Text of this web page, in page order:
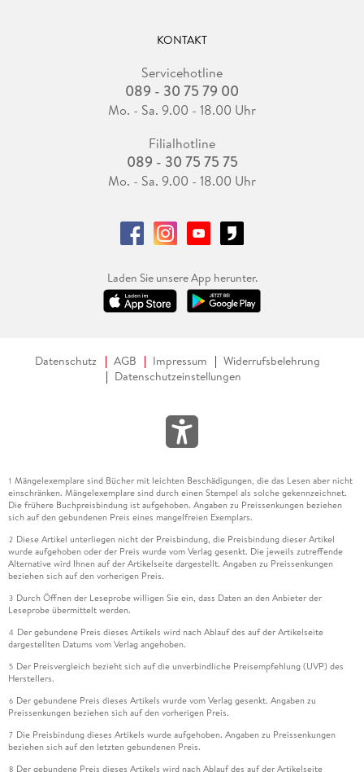
KONTAKT
Servicehotline
089 - 30 75 79 00
Mo. - Sa. 9.00 - 18.00 Uhr
Filialhotline
089 - 30 75 75 75
Mo. - Sa. 9.00 - 18.00 Uhr
Laden Sie unsere App herunter.
Datenschutz AGB Impressum
Widerrufsbelehrung
Datenschutzeinstellungen
1 Mängelexemplare sind Bücher mit leichten Beschädigungen, die das Lesen aber nicht
einschränken. Mängelexemplare sind durch einen Stempel als solche gekennzeichnet.
Die frühere Buchpreisbindung ist aufgehoben. Angaben zu Preissenkungen beziehen
sich auf den gebundenen Preis eines mangelfreien Exemplars.
2 Diese Artikel unterliegen nicht der Preisbindung, die Preisbindung dieser Artikel
wurde aufgehoben oder der Preis wurde vom Verlag gesenkt. Die jeweils zutreffende
Alternative wird Ihnen auf der Artikelseite dargestellt. Angaben zu Preissenkungen
beziehen sich auf den vorherigen Preis.
3 Durch Öffnen der Leseprobe willigen Sie ein, dass Daten an den Anbieter der
Leseprobe übermittelt werden.
4 Der gebundene Preis dieses Artikels wird nach Ablauf des auf der Artikelseite
dargestellten Datums vom Verlag angehoben.
5 Der Preisvergleich bezieht sich auf die unverbindliche Preisempfehlung (UVP) des
Herstellers.
6 Der gebundene Preis dieses Artikels wurde vom Verlag gesenkt. Angaben zu
Preissenkungen beziehen sich auf den vorherigen Preis.
7 Die Preisbindung dieses Artikels wurde aufgehoben. Angaben zu Preissenkungen
beziehen sich auf den letzten gebundenen Preis.
8 Der gebundene Preis dieses Artikels wird nach Ablauf des auf der Artikelseite